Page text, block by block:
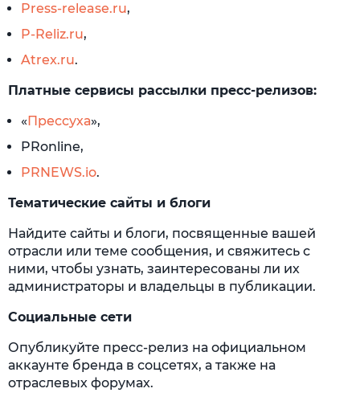
Press-release.ru,
P-Reliz.ru,
Atrex.ru.
Платные сервисы рассылки пресс-релизов:
«Прессуха»,
PRonline,
PRNEWS.io.
Тематические сайты и блоги
Найдите сайты и блоги, посвященные вашей
отрасли или теме сообщения, и свяжитесь с
ними, чтобы узнать, заинтересованы ли их
администраторы и владельцы в публикации.
Социальные сети
Опубликуйте пресс-релиз на официальном
аккаунте бренда в соцсетях, а также на
отраслевых форумах.